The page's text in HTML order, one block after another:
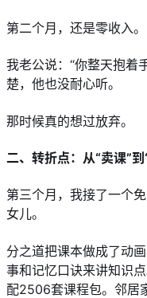
第二个月，还是零收入。
我老公说：“你整天抱着
楚，他也没耐心听。
那时候真的想过放弃。
二、转折点：从“卖课”到
第三个月，我接了一个
女儿。
分之道把课本做成了动
事和记忆口诀来讲知识
配2506套课程包。邻居